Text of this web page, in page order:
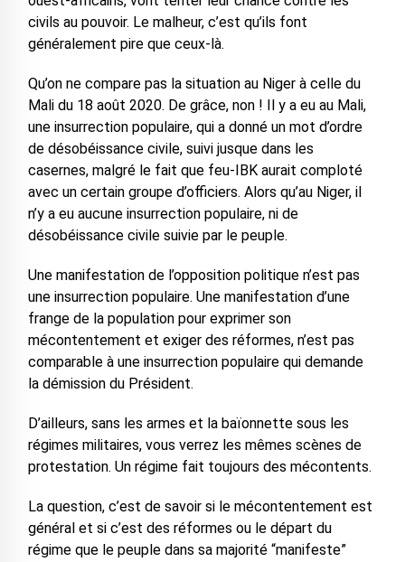
civils au pouvoir. Le malheur, c’est qu’ils font
généralement pire que ceux-là.
Qu’on ne compare pas la situation au Niger à celle du
Mali du 18 août 2020. De grâce, non ! Il y a eu au Mali,
une insurrection populaire, qui a donné un mot d’ordre
de désobéissance civile, suivi jusque dans les
casernes, malgré le fait que feu-IBK aurait comploté
avec un certain groupe d’officiers. Alors qu’au Niger, il
n’y a eu aucune insurrection populaire, ni de
désobéissance civile suivie par le peuple.
Une manifestation de l’opposition politique n’est pas
une insurrection populaire. Une manifestation d’une
frange de la population pour exprimer son
mécontentement et exiger des réformes, n’est pas
comparable à une insurrection populaire qui demande
la démission du Président.
D’ailleurs, sans les armes et la baïonnette sous les
régimes militaires, vous verrez les mêmes scènes de
protestation. Un régime fait toujours des mécontents.
La question, c’est de savoir si le mécontentement est
général et si c’est des réformes ou le départ du
régime que le peuple dans sa majorité “manifeste”